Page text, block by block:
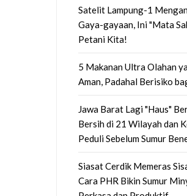
Satelit Lampung-1
Gaya-gayaan, Ini "Mata
Petani Kita!
5 Makanan Ultra Olahan
Aman, Padahal Berisiko
Jawa Barat Lagi "Haus"
Bersih di 21 Wilayah dan
Peduli Sebelum Sumur
Siasat Cerdik Memeras
Cara PHR Bikin Sumur